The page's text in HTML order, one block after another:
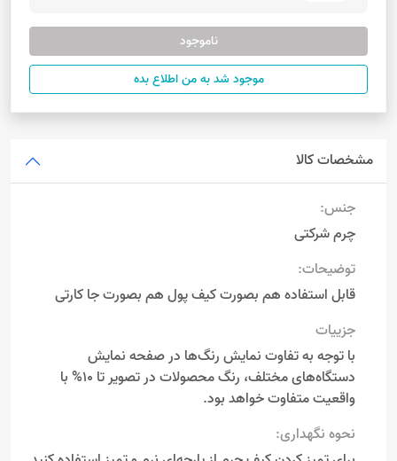
ناموجود
موجود شد به من اطلاع بده
مشخصات کالا
جنس:
چرم شرکتی
توضیحات:
قابل استفاده هم بصورت کیف پول هم بصورت جا کارتی
جزییات
با توجه به تفاوت نمایش رنگ‌ها در صفحه نمایش
دستگاه‌های مختلف، رنگ محصولات در تصویر تا 10% با
واقعیت متفاوت خواهد بود.
نحوه نگهداری: